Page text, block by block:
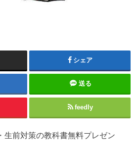
シェア
送る
feedly
生前対策の教科書無料プレゼン